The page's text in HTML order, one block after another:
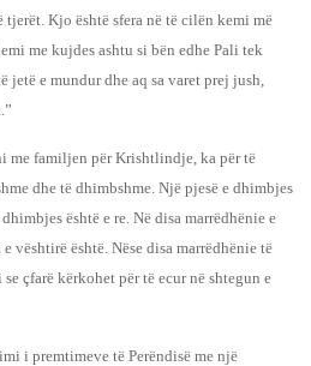
tjerët. Kjo është sfera në të cilën kemi më
me kujdes ashtu si bën edhe Pali tek
jetë e mundur dhe aq sa varet prej jush,
me familjen për Krishtlindje, ka për të
dhe të dhimbshme. Një pjesë e dhimbjes
është e re. Në disa marrëdhënie e
vështirë është. Nëse disa marrëdhënie të
çfarë kërkohet për të ecur në shtegun e
i premtimeve të Perëndisë me një